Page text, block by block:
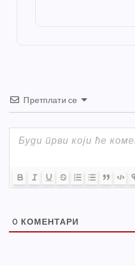
Претплати се
0 КОМЕНТАРИ